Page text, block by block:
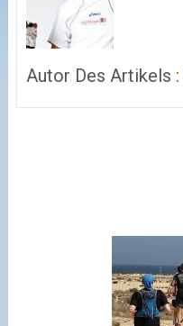
Autor Des Artikels :